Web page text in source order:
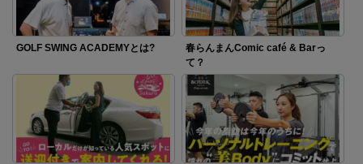
GOLF SWING ACADEMYとは?
春らんまんComic café & Barっ
て？